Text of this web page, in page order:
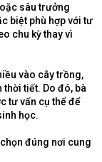
sâu trưởng
biệt phù hợp với tư
chu kỳ thay vì
vào cây trồng,
tiết. Do đó, bà
tư vấn cụ thể để
học.
đúng nơi cung